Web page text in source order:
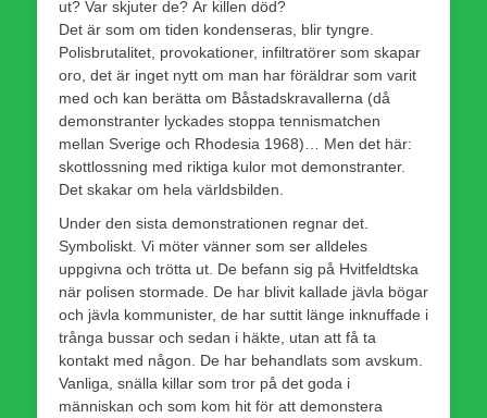
ut? Var skjuter de? Är killen död?
Det är som om tiden kondenseras, blir tyngre.
Polisbrutalitet, provokationer, infiltratörer som skapar
oro, det är inget nytt om man har föräldrar som varit
med och kan berätta om Båstadskravallerna (då
demonstranter lyckades stoppa tennismatchen
mellan Sverige och Rhodesia 1968)… Men det här:
skottlossning med riktiga kulor mot demonstranter.
Det skakar om hela världsbilden.
Under den sista demonstrationen regnar det.
Symboliskt. Vi möter vänner som ser alldeles
uppgivna och trötta ut. De befann sig på Hvitfeldtska
när polisen stormade. De har blivit kallade jävla bögar
och jävla kommunister, de har suttit länge inknuffade i
trånga bussar och sedan i häkte, utan att få ta
kontakt med någon. De har behandlats som avskum.
Vanliga, snälla killar som tror på det goda i
människan och som kom hit för att demonstera